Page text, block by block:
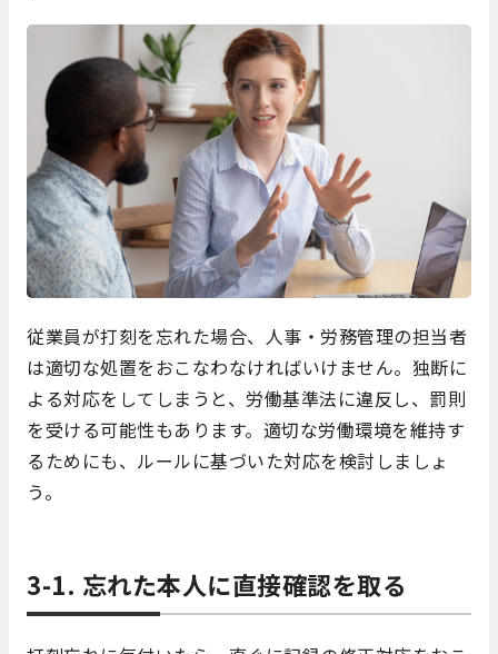
従業員が打刻を忘れた場合、人事・労務管理の担当者
は適切な処置をおこなわなければいけません。独断に
よる対応をしてしまうと、労働基準法に違反し、罰則
を受ける可能性もあります。適切な労働環境を維持す
るためにも、ルールに基づいた対応を検討しましょ
う。
3-1. 忘れた本人に直接確認を取る